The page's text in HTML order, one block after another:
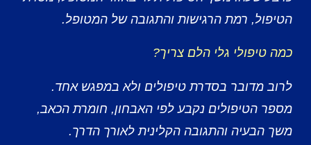
הטיפול, רמת הרגישות והתגובה של המטופל.
כמה טיפולי גלי הלם צריך?
לרוב מדובר בסדרת טיפולים ולא במפגש אחד.
מספר הטיפולים נקבע לפי האבחון, חומרת הכאב,
משך הבעיה והתגובה הקלינית לאורך הדרך.